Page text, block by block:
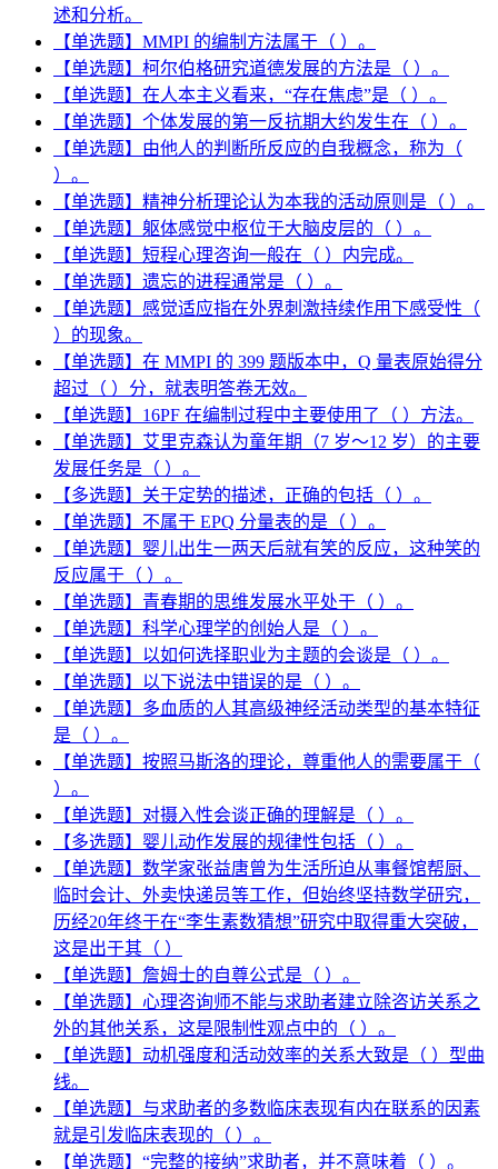
述和分析。
【单选题】MMPI 的编制方法属于（ ）。
【单选题】柯尔伯格研究道德发展的方法是（ ）。
【单选题】在人本主义看来，“存在焦虑”是（ ）。
【单选题】个体发展的第一反抗期大约发生在（ ）。
【单选题】由他人的判断所反应的自我概念，称为（
）。
【单选题】精神分析理论认为本我的活动原则是（ ）。
【单选题】躯体感觉中枢位于大脑皮层的（ ）。
【单选题】短程心理咨询一般在（ ）内完成。
【单选题】遗忘的进程通常是（ ）。
【单选题】感觉适应指在外界刺激持续作用下感受性（
）的现象。
【单选题】在 MMPI 的 399 题版本中，Q 量表原始得分
超过（ ）分，就表明答卷无效。
【单选题】16PF 在编制过程中主要使用了（ ）方法。
【单选题】艾里克森认为童年期（7 岁～12 岁）的主要
发展任务是（ ）。
【多选题】关于定势的描述，正确的包括（ ）。
【单选题】不属于 EPQ 分量表的是（ ）。
【单选题】婴儿出生一两天后就有笑的反应，这种笑的
反应属于（ ）。
【单选题】青春期的思维发展水平处于（ ）。
【单选题】科学心理学的创始人是（ ）。
【单选题】以如何选择职业为主题的会谈是（ ）。
【单选题】以下说法中错误的是（ ）。
【单选题】多血质的人其高级神经活动类型的基本特征
是（ ）。
【单选题】按照马斯洛的理论，尊重他人的需要属于（
）。
【单选题】对摄入性会谈正确的理解是（ ）。
【多选题】婴儿动作发展的规律性包括（ ）。
【单选题】数学家张益唐曾为生活所迫从事餐馆帮厨、
临时会计、外卖快递员等工作，但始终坚持数学研究，
历经20年终于在“李生素数猜想”研究中取得重大突破，
这是出于其（ ）
【单选题】詹姆士的自尊公式是（ ）。
【单选题】心理咨询师不能与求助者建立除咨访关系之
外的其他关系，这是限制性观点中的（ ）。
【单选题】动机强度和活动效率的关系大致是（ ）型曲
线。
【单选题】与求助者的多数临床表现有内在联系的因素
就是引发临床表现的（ ）。
【单选题】“完整的接纳”求助者，并不意味着（ ）。